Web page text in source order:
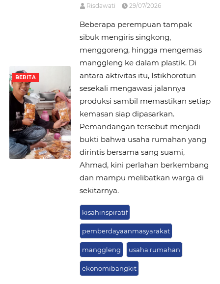
BERITA
Risdawati 29/07/2026
Beberapa perempuan tampak
sibuk mengiris singkong,
menggoreng, hingga mengemas
manggleng ke dalam plastik. Di
antara aktivitas itu, Istikhorotun
sesekali mengawasi jalannya
produksi sambil memastikan setiap
kemasan siap dipasarkan.
Pemandangan tersebut menjadi
bukti bahwa usaha rumahan yang
dirintis bersama sang suami,
Ahmad, kini perlahan berkembang
dan mampu melibatkan warga di
sekitarnya.
kisahinspiratif
pemberdayaanmasyarakat
manggleng usaha rumahan
ekonomibangkit